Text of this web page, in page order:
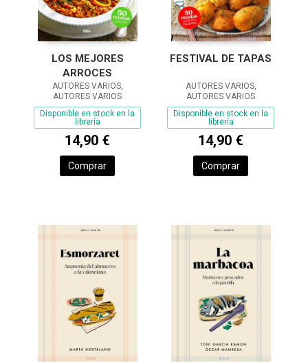
LOS MEJORES
ARROCES
AUTORES VARIOS,
AUTORES VARIOS
Disponible en stock en la
librería
14,90 €
Comprar
FESTIVAL DE TAPAS
AUTORES VARIOS,
AUTORES VARIOS
Disponible en stock en la
librería
14,90 €
Comprar